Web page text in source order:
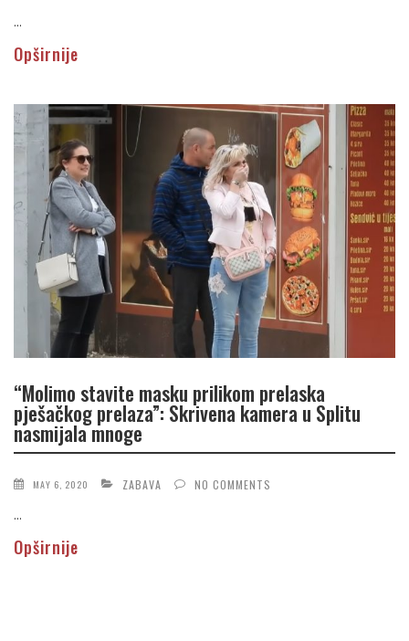
...
Opširnije
“Molimo stavite masku prilikom prelaska
pješačkog prelaza”: Skrivena kamera u Splitu
nasmijala mnoge
MAY 6, 2020 ZABAVA NO COMMENTS
...
Opširnije